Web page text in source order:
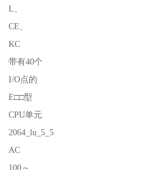
L、
CE、
KC
带有40个
I/O点的
E□□型
CPU单元
2064_lu_5_5
AC
100～